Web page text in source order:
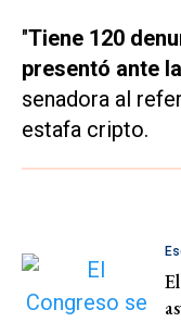
"Tiene 120
presentó ante
senadora al
estafa cripto.